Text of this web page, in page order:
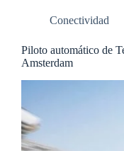
Conectividad
Piloto automático de
Amsterdam